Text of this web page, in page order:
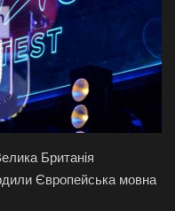
Британія
Європейська мовна